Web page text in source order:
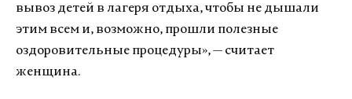
вывоз детей в лагеря отдыха, чтобы не дышали
этим всем и, возможно, прошли полезные
оздоровительные процедуры», — считает
женщина.